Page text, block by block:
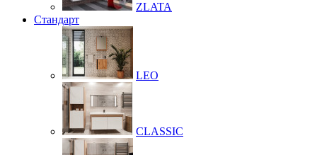
ZLATA
Стандарт
LEO
CLASSIC